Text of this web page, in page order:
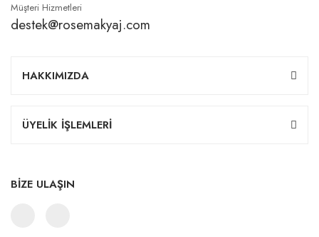
Müşteri Hizmetleri
destek@rosemakyaj.com
HAKKIMIZDA
ÜYELİK İŞLEMLERİ
BİZE ULAŞIN